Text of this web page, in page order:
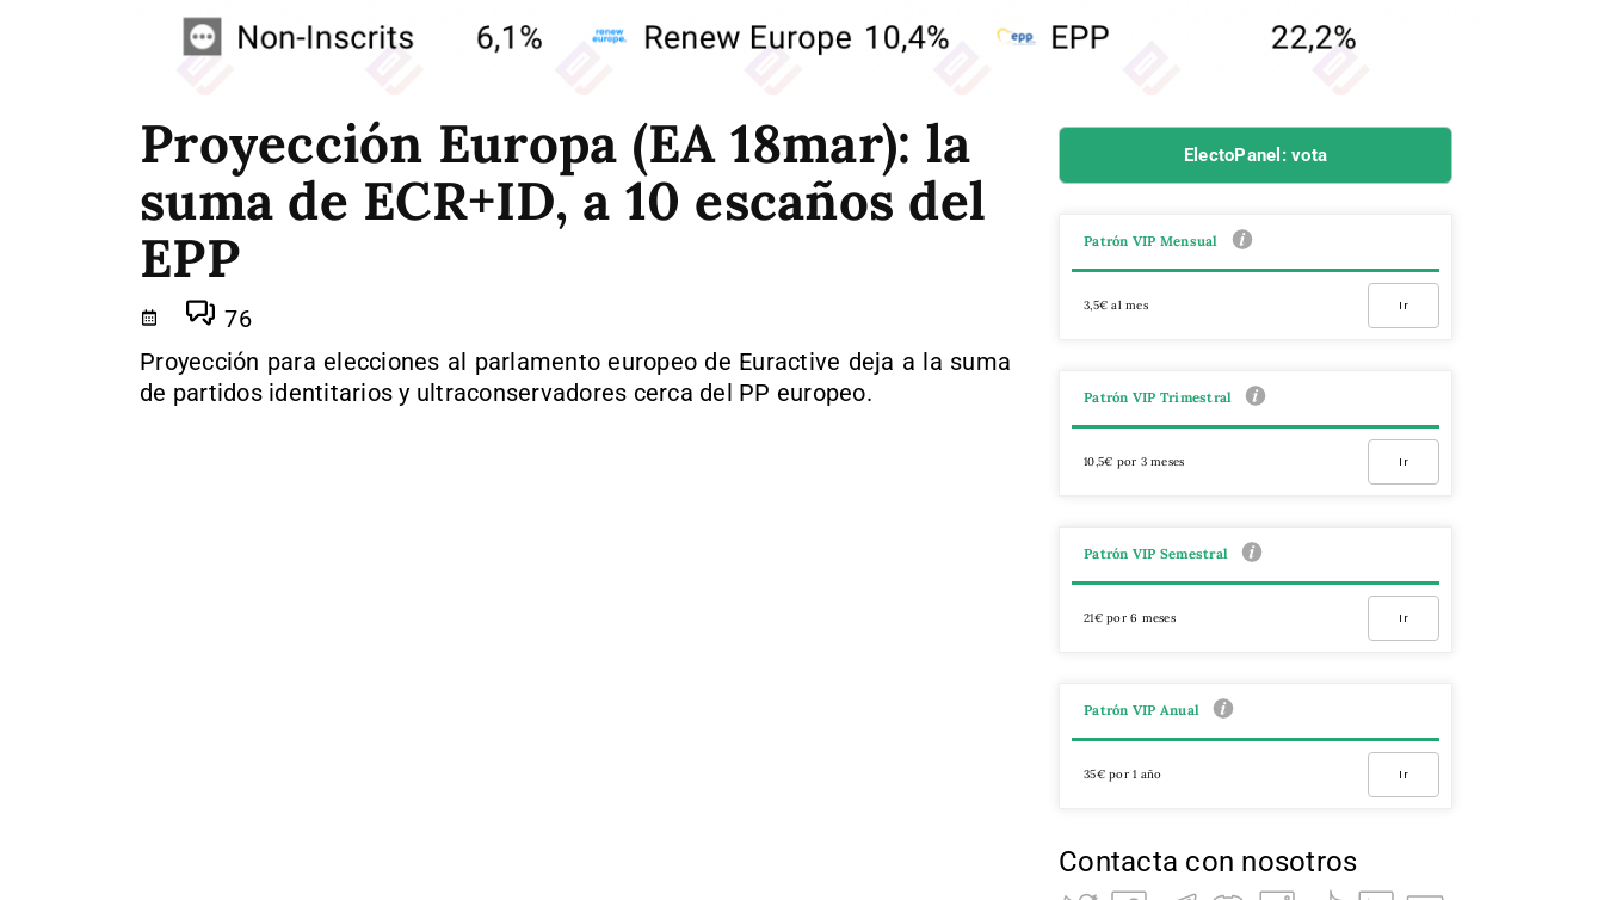
Proyección Europa (EA 18mar): la
suma de ECR+ID, a 10 escaños del
EPP
76
Proyección para elecciones al parlamento europeo de Euractive deja a la suma
de partidos identitarios y ultraconservadores cerca del PP europeo.
ElectoPanel: vota
Patrón VIP Mensual
3,5€ al mes Ir
Patrón VIP Trimestral
10,5€ por 3 meses Ir
Patrón VIP Semestral
21€ por 6 meses Ir
Patrón VIP Anual
35€ por 1 año Ir
Contacta con nosotros